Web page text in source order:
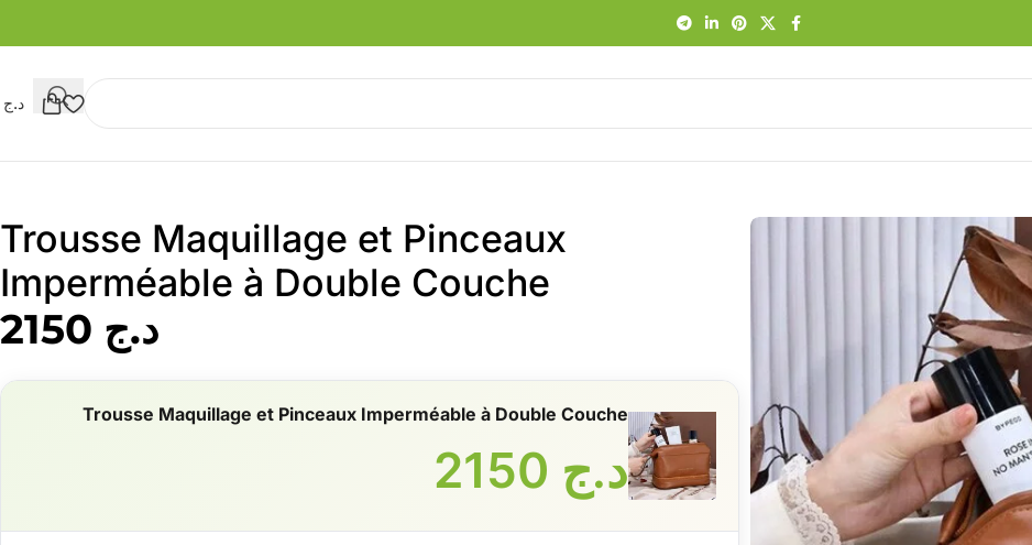
د.ج
Trousse Maquillage et Pinceaux
Imperméable à Double Couche
د.ج
Trousse Maquillage et Pinceaux Imperméable à Double Couche
د.ج